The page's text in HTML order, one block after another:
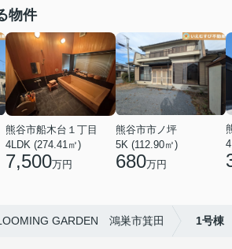
物件
熊谷市船木台１丁目
4LDK (274.41㎡)
7,500万円
熊谷市市ノ坪
5K (112.90㎡)
680万円
GARDEN 鴻巣市箕田 1号棟